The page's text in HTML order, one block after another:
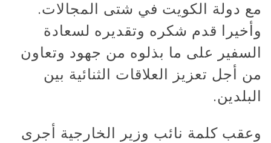
مع دولة الكويت في شتى المجالات.
وأخيرا قدم شكره وتقديره لسعادة
السفير على ما بذلوه من جهود وتعاون
من أجل تعزيز العلاقات الثنائية بين
البلدين.
وعقب كلمة نائب وزير الخارجية أجرى